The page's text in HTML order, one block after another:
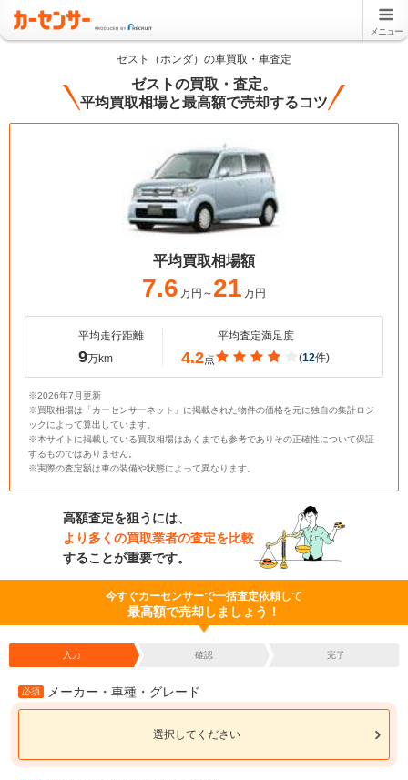
メニュー
ゼスト（ホンダ）の車買取・車査定
ゼストの買取・査定。
平均買取相場と最高額で売却するコツ
平均買取相場額
7.6 万円～ 21 万円
平均走行距離
9万km
平均査定満足度
4.2点 (12件)
※2026年7月更新
※買取相場は「カーセンサーネット」に掲載された物件の価格を元に独自の集計ロジ
ックによって算出しています。
※本サイトに掲載している買取相場はあくまでも参考でありその正確性について保証
するものではありません。
※実際の査定額は車の装備や状態によって異なります。
高額査定を狙うには、
より多くの買取業者の査定を比較
することが重要です。
今すぐカーセンサーで一括査定依頼して
最高額で売却しましょう！
入力 確認 完了
必須 メーカー・車種・グレード
選択してください